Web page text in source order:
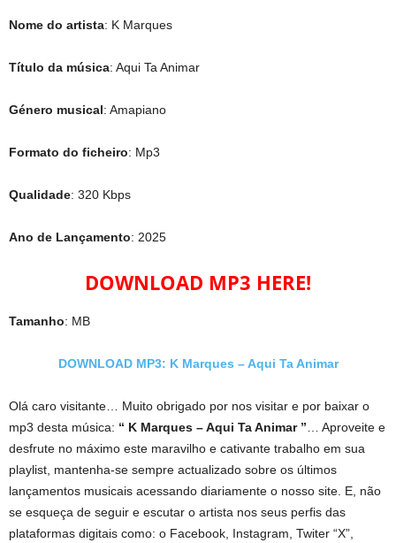
Nome do artista: K Marques
Título da música: Aqui Ta Animar
Género musical: Amapiano
Formato do ficheiro: Mp3
Qualidade: 320 Kbps
Ano de Lançamento: 2025
DOWNLOAD MP3 HERE!
Tamanho: MB
DOWNLOAD MP3: K Marques – Aqui Ta Animar
Olá caro visitante… Muito obrigado por nos visitar e por baixar o
mp3 desta música: “ K Marques – Aqui Ta Animar ” … Aproveite e
desfrute no máximo este maravilho e cativante trabalho em sua
playlist, mantenha-se sempre actualizado sobre os últimos
lançamentos musicais acessando diariamente o nosso site. E, não
se esqueça de seguir e escutar o artista nos seus perfis das
plataformas digitais como: o Facebook, Instagram, Twiter “X”,